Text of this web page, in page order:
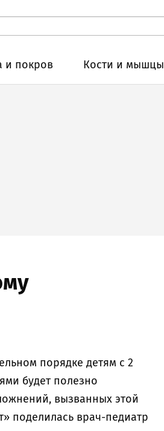
и покров Кости и мышцы
порядке детям с 2
будет полезно
вызванных этой
поделилась врач-педиатр